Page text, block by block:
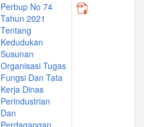
Perbup No 74
Tahun 2021
Tentang
Kedudukan
Susunan
Organisasi Tugas
Fungsi Dan Tata
Kerja Dinas
Perindustrian
Dan